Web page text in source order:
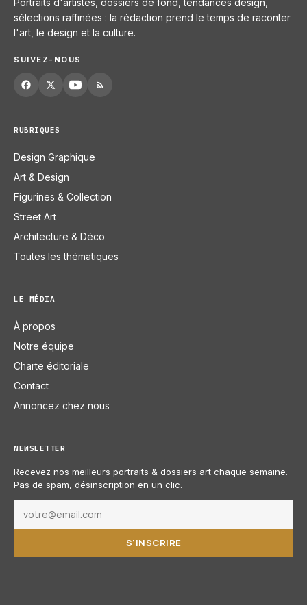
sélections raffinées : la rédaction prend le temps de raconter
l'art, le design et la culture.
SUIVEZ-NOUS
RUBRIQUES
Design Graphique
Art & Design
Figurines & Collection
Street Art
Architecture & Déco
Toutes les thématiques
LE MÉDIA
À propos
Notre équipe
Charte éditoriale
Contact
Annoncez chez nous
NEWSLETTER
Recevez nos meilleurs portraits & dossiers art chaque semaine.
Pas de spam, désinscription en un clic.
S'INSCRIRE